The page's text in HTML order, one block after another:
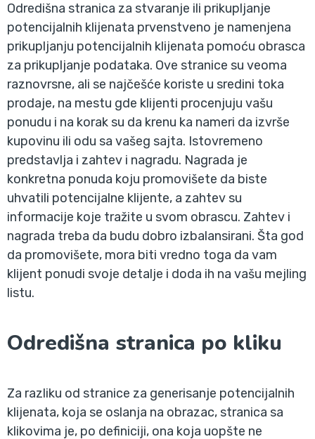
Odredišna stranica za stvaranje ili prikupljanje
potencijalnih klijenata prvenstveno je namenjena
prikupljanju potencijalnih klijenata pomoću obrasca
za prikupljanje podataka. Ove stranice su veoma
raznovrsne, ali se najčešće koriste u sredini toka
prodaje, na mestu gde klijenti procenjuju vašu
ponudu i na korak su da krenu ka nameri da izvrše
kupovinu ili odu sa vašeg sajta. Istovremeno
predstavlja i zahtev i nagradu. Nagrada je
konkretna ponuda koju promovišete da biste
uhvatili potencijalne klijente, a zahtev su
informacije koje tražite u svom obrascu. Zahtev i
nagrada treba da budu dobro izbalansirani. Šta god
da promovišete, mora biti vredno toga da vam
klijent ponudi svoje detalje i doda ih na vašu mejling
listu.
Odredišna stranica po kliku
Za razliku od stranice za generisanje potencijalnih
klijenata, koja se oslanja na obrazac, stranica sa
klikovima je, po definiciji, ona koja uopšte ne